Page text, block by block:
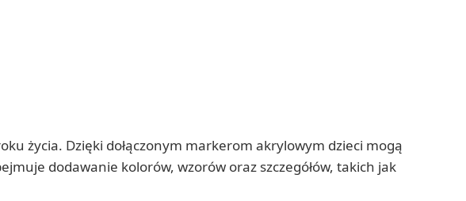
życia. Dzięki dołączonym markerom akrylowym dzieci mogą
dodawanie kolorów, wzorów oraz szczegółów, takich jak